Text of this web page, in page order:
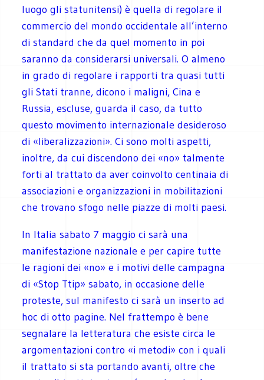
luogo gli statunitensi) è quella di regolare il
commercio del mondo occidentale all’interno
di standard che da quel momento in poi
saranno da considerarsi universali. O almeno
in grado di regolare i rapporti tra quasi tutti
gli Stati tranne, dicono i maligni, Cina e
Russia, escluse, guarda il caso, da tutto
questo movimento internazionale desideroso
di «liberalizzazioni». Ci sono molti aspetti,
inoltre, da cui discendono dei «no» talmente
forti al trattato da aver coinvolto centinaia di
associazioni e organizzazioni in mobilitazioni
che trovano sfogo nelle piazze di molti paesi.
In Italia sabato 7 maggio ci sarà una
manifestazione nazionale e per capire tutte
le ragioni dei «no» e i motivi delle campagna
di «Stop Ttip» sabato, in occasione delle
proteste, sul manifesto ci sarà un inserto ad
hoc di otto pagine. Nel frattempo è bene
segnalare la letteratura che esiste circa le
argomentazioni contro «i metodi» con i quali
il trattato si sta portando avanti, oltre che